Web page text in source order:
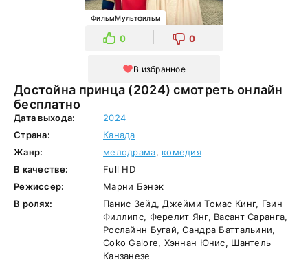
Достойна принца (2024) смотреть онлайн
бесплатно
ФильмМультфильм
0 0
В избранное
Дата выхода:
2024
Страна:
Канада
Жанр:
мелодрама, комедия
В качестве:
Full HD
Режиссер:
Марни Бэнэк
В ролях:
Панис Зейд, Джейми Томас Кинг, Гвин
Филлипс, Ферелит Янг, Васант Саранга,
Рослайнн Бугай, Сандра Баттальини,
Coko Galore, Хэннан Юнис, Шантель
Канзанезе